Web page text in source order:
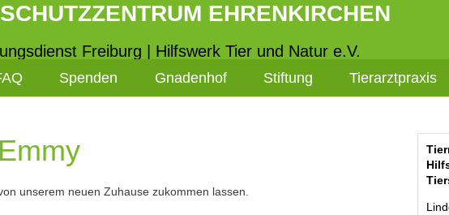
EHRENKIRCHEN
Freiburg | Hilfswerk Tier und Natur e.V.
Spenden Gnadenhof Stiftung Tierarztpraxis
unserem neuen Zuhause zukommen lassen.